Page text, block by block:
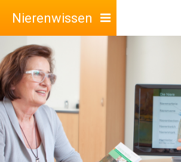
Nierenwissen #